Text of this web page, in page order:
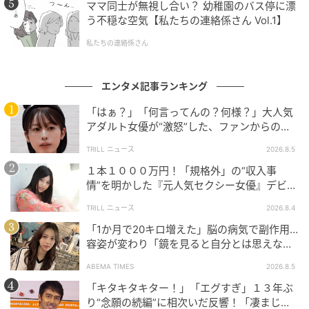
ママ同士が無視し合い？ 幼稚園のバス停に漂
う不穏な空気【私たちの連絡係さん Vol.1】
私たちの連絡係さん
エンタメ記事ランキング
「はぁ？」「何言ってんの？何様？」大人気
アダルト女優が“激怒”した、ファンからの
TRILL ニュース 2026.8.5
１本１０００万円！「規格外」の“収入事
情”を明かした『元人気セクシー女優』デビュ
TRILL ニュース 2026.8.4
「1か月で20キロ増えた」脳の病気で副作用…
容姿が変わり「鏡を見ると自分とは思えなか
ABEMA TIMES 2026.8.5
「キタキタキター！」「エグすぎ」１３年ぶ
り“念願の続編”に相次いだ反響！「凄まじく